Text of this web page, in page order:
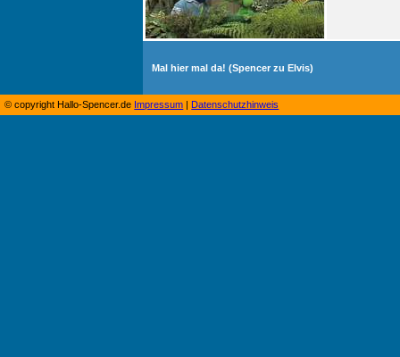
Mal hier mal da! (Spencer zu Elvis)
© copyright Hallo-Spencer.de Impressum Datenschutzhinweis